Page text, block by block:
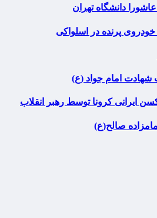
دانشگاه تهران
خودروی پرنده در اسلواکی
امام جواد (ع)
ایرانی کرونا توسط رهبر انقلاب
صالح(ع)